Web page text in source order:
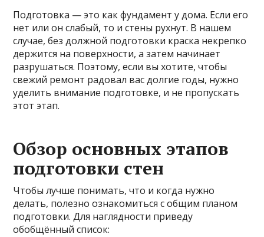
Подготовка — это как фундамент у дома. Если его
нет или он слабый, то и стены рухнут. В нашем
случае, без должной подготовки краска некрепко
держится на поверхности, а затем начинает
разрушаться. Поэтому, если вы хотите, чтобы
свежий ремонт радовал вас долгие годы, нужно
уделить внимание подготовке, и не пропускать
этот этап.
Обзор основных этапов
подготовки стен
Чтобы лучше понимать, что и когда нужно
делать, полезно ознакомиться с общим планом
подготовки. Для наглядности приведу
обобщённый список: